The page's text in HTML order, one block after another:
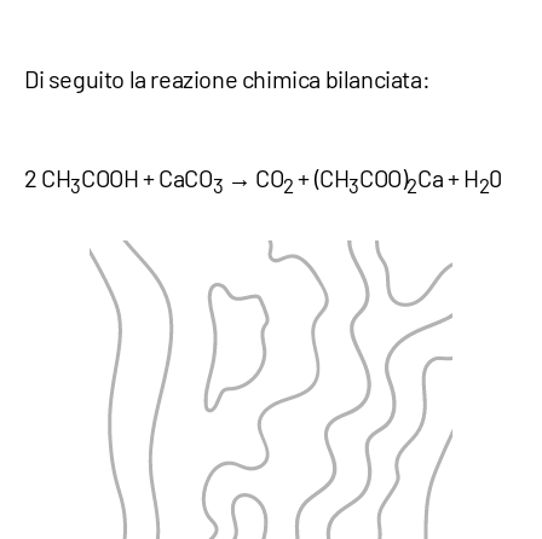
Di seguito la reazione chimica bilanciata:
2 CH3COOH + CaCO3 → CO2 + (CH3COO)2Ca + H20